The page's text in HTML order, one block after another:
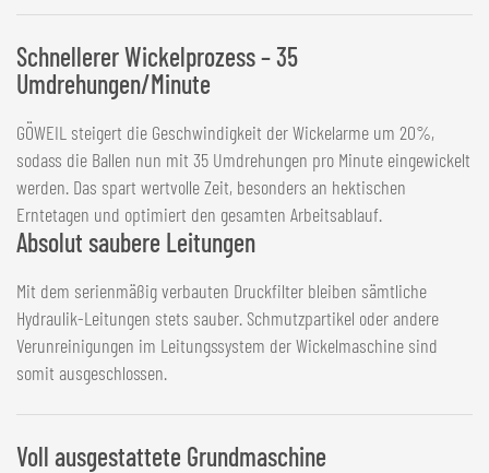
Schnellerer Wickelprozess – 35
Umdrehungen/Minute
GÖWEIL steigert die Geschwindigkeit der Wickelarme um 20%,
sodass die Ballen nun mit 35 Umdrehungen pro Minute eingewickelt
werden. Das spart wertvolle Zeit, besonders an hektischen
Erntetagen und optimiert den gesamten Arbeitsablauf.
Absolut saubere Leitungen
Mit dem serienmäßig verbauten Druckfilter bleiben sämtliche
Hydraulik-Leitungen stets sauber. Schmutzpartikel oder andere
Verunreinigungen im Leitungssystem der Wickelmaschine sind
somit ausgeschlossen.
Voll ausgestattete Grundmaschine